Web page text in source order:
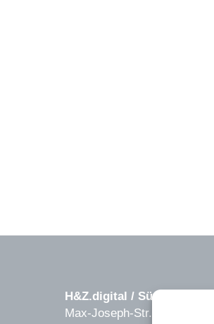
H&Z.digital / Süd
Max-Joseph-Str. 6